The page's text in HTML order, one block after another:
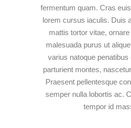
fermentum quam. Cras
lorem cursus iaculis. Duis
mattis tortor vitae,
malesuada purus ut
varius natoque penatibus
parturient montes,
Praesent pellentesque
semper nulla lobortis ac.
tempor id